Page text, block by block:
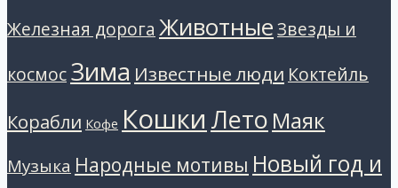
Железная дорога ЖивотныеЗвезды и
космосЗима Известные люди Коктейль
Корабли Кофе Кошки Лето Маяк
Музыка Народные мотивы Новый год и